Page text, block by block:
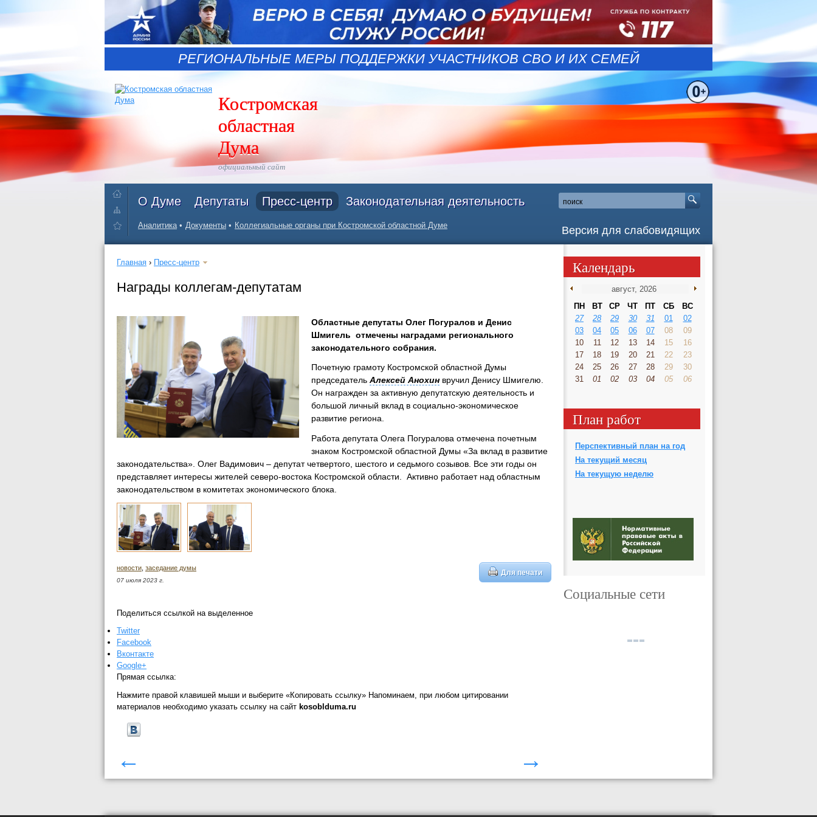
РЕГИОНАЛЬНЫЕ МЕРЫ ПОДДЕРЖКИ УЧАСТНИКОВ СВО И ИХ СЕМЕЙ
Костромская
областная
Дума
официальный сайт
Версия для слабовидящих
О Думе Депутаты Пресс-центр Законодательная деятельность
Аналитика Документы Коллегиальные органы при Костромской областной Думе
Главная › Пресс-центр
Награды коллегам-депутатам
Областные депутаты Олег Погуралов и Денис
Шмигель отмечены наградами регионального
законодательного собрания.
Почетную грамоту Костромской областной Думы
председатель Алексей Анохин вручил Денису Шмигелю.
Он награжден за активную депутатскую деятельность и
большой личный вклад в социально-экономическое
развитие региона.
Работа депутата Олега Погуралова отмечена почетным
знаком Костромской областной Думы «За вклад в развитие
законодательства». Олег Вадимович – депутат четвертого, шестого и седьмого созывов. Все эти годы он
представляет интересы жителей северо-востока Костромской области. Активно работает над областным
законодательством в комитетах экономического блока.
Для печати
новости заседание думы
07 июля 2023 г.
Поделиться ссылкой на выделенное
Twitter
Facebook
Вконтакте
Google+
Прямая ссылка:
Нажмите правой клавишей мыши и выберите «Копировать ссылку» Напоминаем, при любом цитировании
материалов необходимо указать ссылку на сайт kosoblduma.ru
← →
Календарь
ПН ВТ СР ЧТ ПТ СБ
ВС
27
28 29 30 31 01
02
03
04 05 06 07 08
09
10
11 12 13 14 15
16
17
18 19 20 21 22
23
24
25 26 27 28 29
30
31
01 02 03 04 05 06
План работ
Перспективный план на год
На текущий месяц
На текущую неделю
Социальные сети